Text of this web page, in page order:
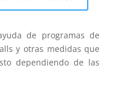
de programas de
y otras medidas que
dependiendo de las